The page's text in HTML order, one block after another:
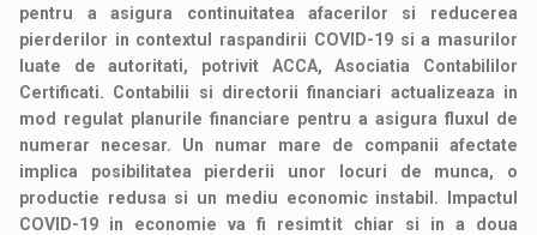
pentru a asigura continuitatea afacerilor si reducerea
pierderilor in contextul raspandirii COVID-19 si a masurilor
luate de autoritati, potrivit ACCA, Asociatia Contabililor
Certificati. Contabilii si directorii financiari actualizeaza in
mod regulat planurile financiare pentru a asigura fluxul de
numerar necesar. Un numar mare de companii afectate
implica posibilitatea pierderii unor locuri de munca, o
productie redusa si un mediu economic instabil. Impactul
COVID-19 in economie va fi resimtit chiar si in a doua